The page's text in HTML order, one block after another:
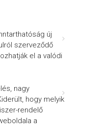
új
szerveződő
el a valódi
nagy
hogy melyik
rendelő
a